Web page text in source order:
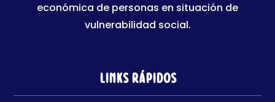
económica de personas en situación de
vulnerabilidad social.
Links rápidos